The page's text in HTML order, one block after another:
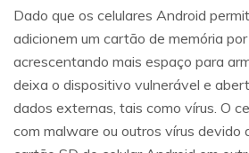
Dado que os celulares Android
adicionem um cartão de memória
acrescentando mais espaço para
deixa o dispositivo vulnerável e
dados externas, tais como vírus. O
com malware ou outros vírus devido